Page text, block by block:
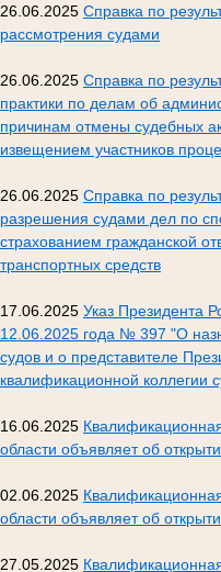
26.06.2025 Справка по
рассмотрения судами
26.06.2025 Справка по
практики по делам об
причинам отмены судебных
извещением участников
26.06.2025 Справка по
разрешения судами дел по
страхованием гражданской
транспортных средств
17.06.2025 Указ Президента
12.06.2025 года № 397 "О
судов и о представителе
квалификационной коллегии
16.06.2025
области объявляет об
02.06.2025
области объявляет об
27.05.2025